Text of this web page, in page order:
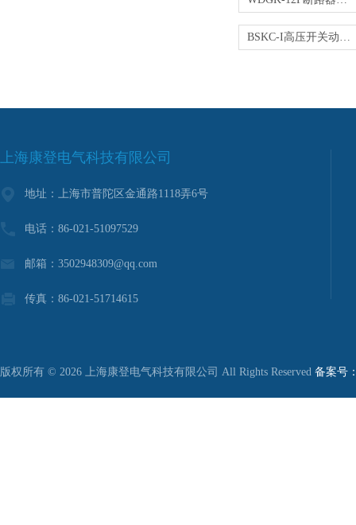
BSKC-I高压开关动特性测试仪
上海康登电气科技有限公司
地址：上海市普陀区金通路1118弄6号
电话：86-021-51097529
邮箱：3502948309@qq.com
传真：86-021-51714615
版权所有 © 2026 上海康登电气科技有限公司 All Rights Reserved 备案号